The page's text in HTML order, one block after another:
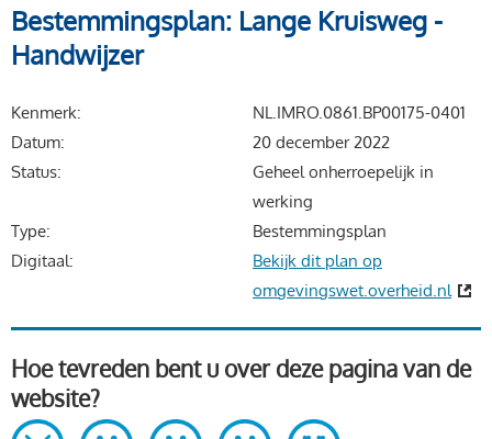
Bestemmingsplan: Lange Kruisweg -
Handwijzer
Kenmerk
NL.IMRO.0861.BP00175-0401
Datum
20 december 2022
Status
Geheel onherroepelijk in
werking
Type
Bestemmingsplan
Digitaal
Bekijk dit plan op
omgevingswet.overheid.nl
Hoe tevreden bent u over deze pagina van de
website?